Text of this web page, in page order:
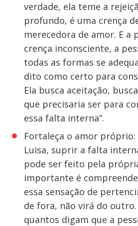
verdade, ela teme a
profundo, é uma crença
merecedora de amor. E a
crença inconsciente, a
todas as formas se
dito como certo para
Ela busca aceitação,
que precisaria ser para
essa falta interna”.
Fortaleça o amor próprio:
Luisa, suprir a falta
pode ser feito pela
importante é
essa sensação de
de fora, não virá do
quantos digam que a